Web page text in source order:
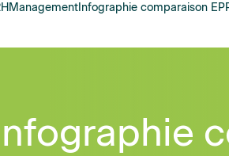
Management Infographie comparaison